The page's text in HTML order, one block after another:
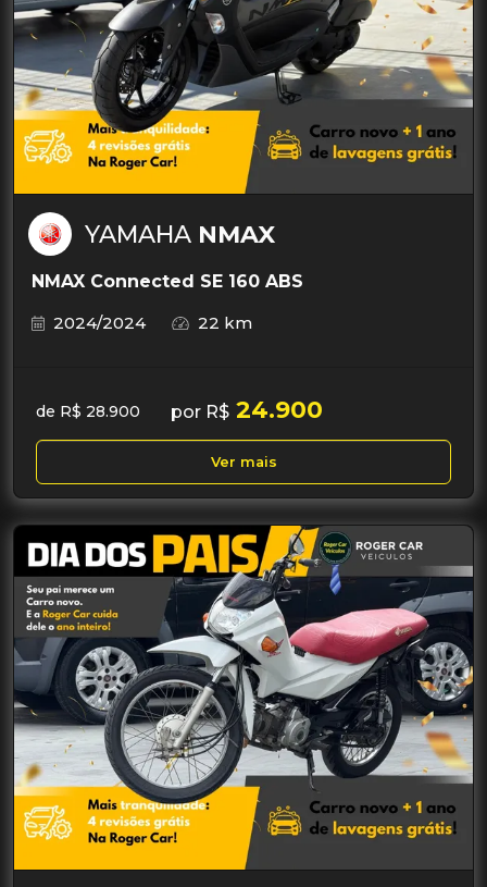
YAMAHA NMAX
NMAX Connected SE 160 ABS
2024/2024
22 km
de R$ 28.900 por R$ 24.900
Ver mais